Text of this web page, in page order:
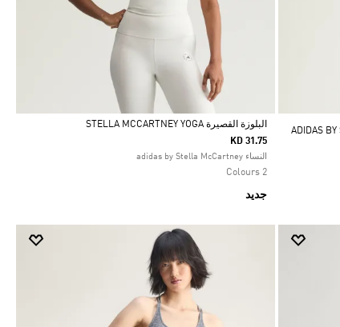
Selected
البلوزة القصيرة STELLA MCCARTNEY YOGA
KD 31.75
النساء adidas by Stella McCartney
2 Colours
جديد